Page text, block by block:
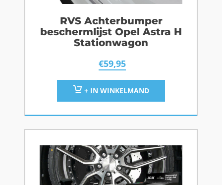
RVS Achterbumper
beschermlijst Opel Astra H
Stationwagon
€59,95
+ IN WINKELMAND